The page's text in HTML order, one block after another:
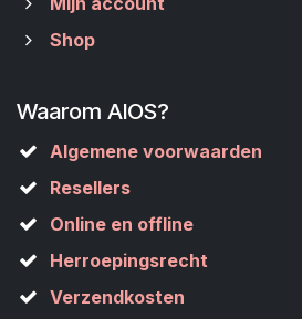
Shop
Waarom AIOS?
Algemene voorwaarden
Resellers
Online en offline
Herroepingsrecht
Verzendkosten